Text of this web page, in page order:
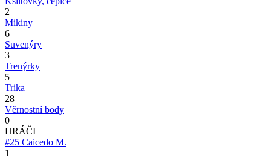
2
Mikiny
6
Suvenýry
3
Trenýrky
5
Trika
28
Věrnostní body
0
HRÁČI
#25 Caicedo M.
1